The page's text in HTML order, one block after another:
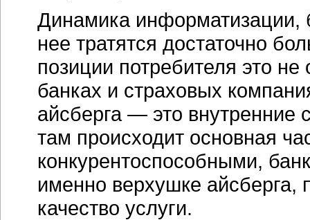
Динамика информатизации,
нее тратятся достаточно
позиции потребителя это
банках и страховых
айсберга — это внутренние
там происходит основная
конкурентоспособными,
именно верхушке айсберга,
качество услуги.